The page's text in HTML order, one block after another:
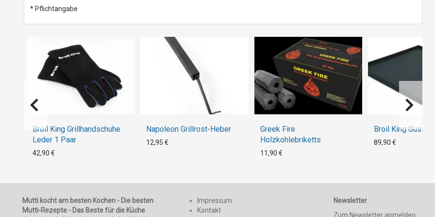
* Pflichtangabe
Broil King Grillhandschuhe
Leder 1 Paar
42,90 €
Napoleon Grillrost-Heber
12,95 €
Greek Fire
Holzkohlebriketts
11,90 €
Broil King
89,90 €
Mutti kocht am besten Kochen - Die besten
Mutti-Rezepte - Das Beste für die Küche
Impressum
Kontakt
Newsletter
Zum Newsletter anmelden